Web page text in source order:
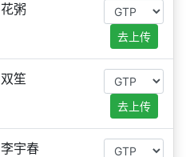
花粥
去上传
双笙
去上传
李宇春